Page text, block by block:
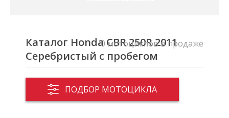
Каталог Honda CBR 250R 2011
Серебристый с пробегом
ПОДБОР МОТОЦИКЛА
0 мотоциклов в продаже